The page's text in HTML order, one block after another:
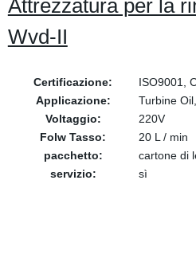
Attrezzatura per la
Wvd-II
Certificazione:
ISO9001,
Applicazione:
Turbine
Voltaggio:
220V
Folw Tasso:
20 L / min
pacchetto:
cartone di
servizio:
sì